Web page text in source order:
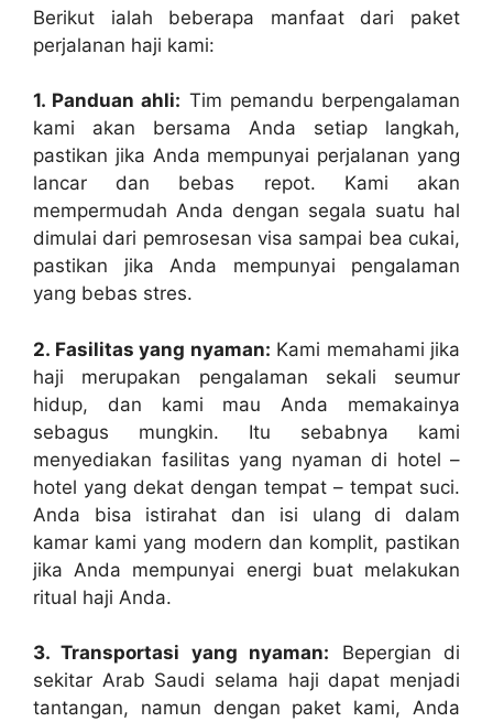
Berikut ialah beberapa manfaat dari paket
perjalanan haji kami:
1. Panduan ahli: Tim pemandu berpengalaman
kami akan bersama Anda setiap langkah,
pastikan jika Anda mempunyai perjalanan yang
lancar dan bebas repot. Kami akan
mempermudah Anda dengan segala suatu hal
dimulai dari pemrosesan visa sampai bea cukai,
pastikan jika Anda mempunyai pengalaman
yang bebas stres.
2. Fasilitas yang nyaman: Kami memahami jika
haji merupakan pengalaman sekali seumur
hidup, dan kami mau Anda memakainya
sebagus mungkin. Itu sebabnya kami
menyediakan fasilitas yang nyaman di hotel –
hotel yang dekat dengan tempat – tempat suci.
Anda bisa istirahat dan isi ulang di dalam
kamar kami yang modern dan komplit, pastikan
jika Anda mempunyai energi buat melakukan
ritual haji Anda.
3. Transportasi yang nyaman: Bepergian di
sekitar Arab Saudi selama haji dapat menjadi
tantangan, namun dengan paket kami, Anda